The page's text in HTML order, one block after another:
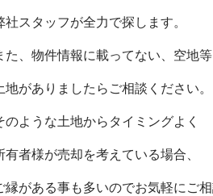
社スタッフが全力で探します。
た、物件情報に載ってない、空地
地がありましたらご相談ください。
のような土地からタイミングよく
有者様が売却を考えている場合、
縁がある事も多いのでお気軽にご相